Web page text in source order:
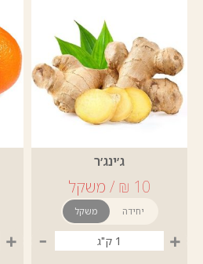
ג׳ינג׳ר
משקל יחידה
+
-
+